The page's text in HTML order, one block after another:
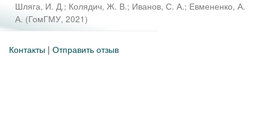
Шляга, И. Д.; Колядич, Ж. В.; Иванов, С. А.; Евмененко, А.
А. (ГомГМУ, 2021)
Контакты | Отправить отзыв